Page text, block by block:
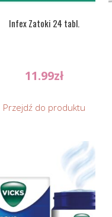
Infex Zatoki 24 tabl.
11.99zł
Przejdź do produktu